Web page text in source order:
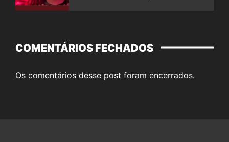
COMENTÁRIOS FECHADOS
Os comentários desse post foram encerrados.